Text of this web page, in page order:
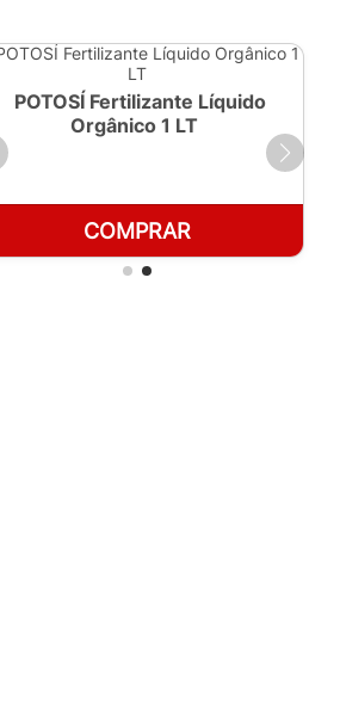
POTOSÍ Fertilizante Líquido
Orgânico 1 LT
COMPRAR